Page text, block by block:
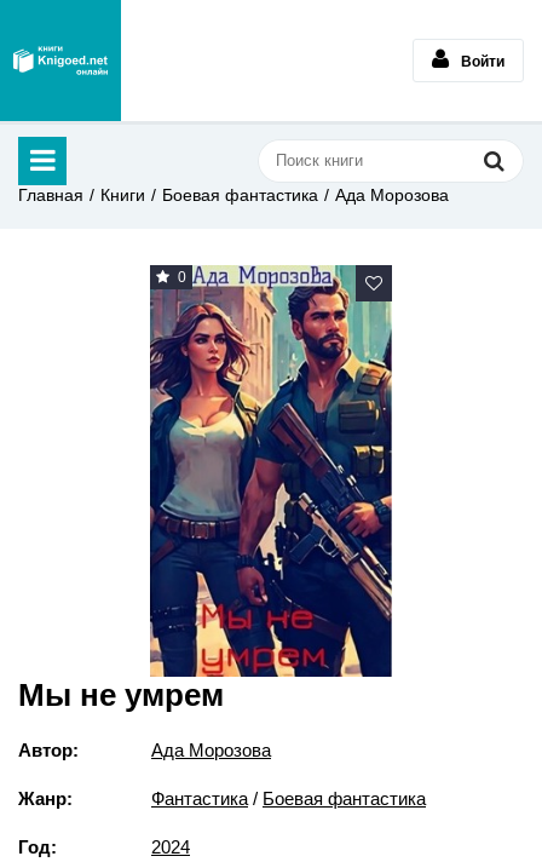
Войти
Главная Книги Боевая фантастика Ада Морозова
0
Мы не умрем
Автор: Ада Морозова
Жанр: Фантастика / Боевая фантастика
Год: 2024